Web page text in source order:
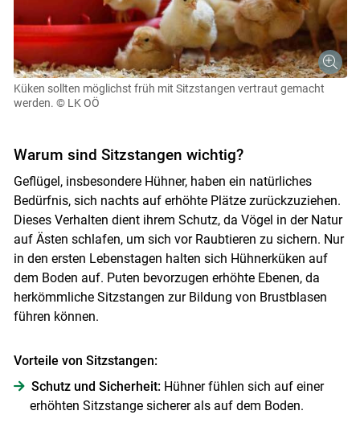
Küken sollten möglichst früh mit Sitzstangen vertraut gemacht
werden. © LK OÖ
Warum sind Sitzstangen wichtig?
Geflügel, insbesondere Hühner, haben ein natürliches
Bedürfnis, sich nachts auf erhöhte Plätze zurückzuziehen.
Dieses Verhalten dient ihrem Schutz, da Vögel in der Natur
auf Ästen schlafen, um sich vor Raubtieren zu sichern. Nur
in den ersten Lebenstagen halten sich Hühnerküken auf
dem Boden auf. Puten bevorzugen erhöhte Ebenen, da
herkömmliche Sitzstangen zur Bildung von Brustblasen
führen können.
Vorteile von Sitzstangen:
Schutz und Sicherheit: Hühner fühlen sich auf einer
erhöhten Sitzstange sicherer als auf dem Boden.